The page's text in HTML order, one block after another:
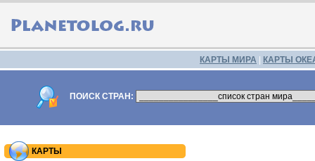
КАРТЫ МИРА КАРТЫ
ПОИСК СТРАН:
КАРТЫ